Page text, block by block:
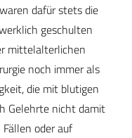
dafür stets die
geschulten
mittelalterlichen
noch immer als
die mit blutigen
Gelehrte nicht damit
oder auf